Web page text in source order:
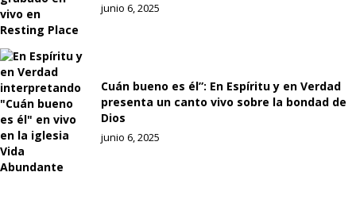
junio 6, 2025
Cuán bueno es él”: En Espíritu y en Verdad
presenta un canto vivo sobre la bondad de
Dios
junio 6, 2025